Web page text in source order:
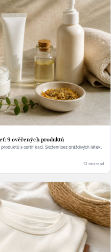
9 ověřených produktů
s certifikací. Složení bez dráždivých látek,
12 min read